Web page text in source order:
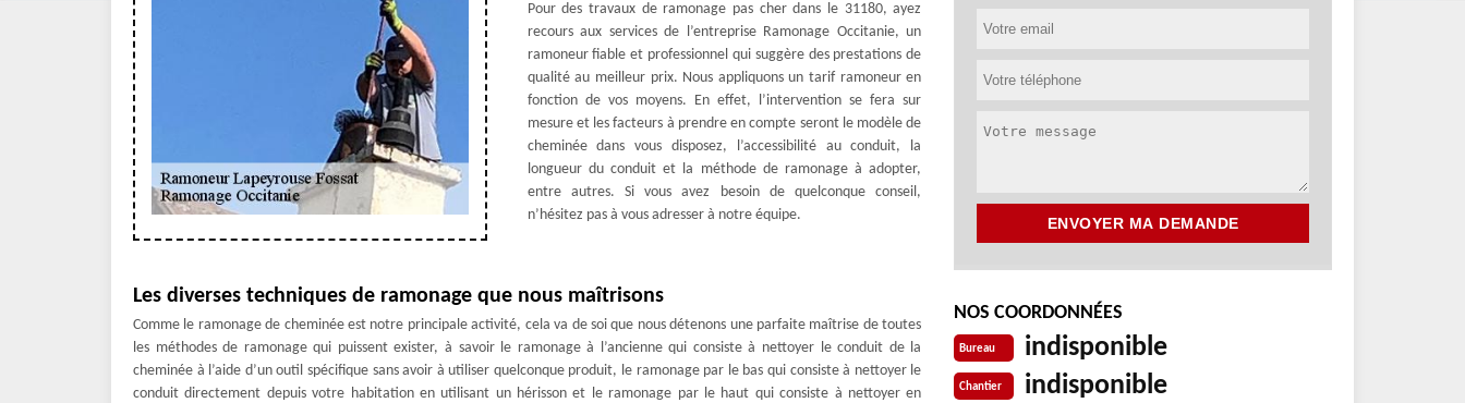
Pour des travaux de ramonage pas cher dans le 31180, ayez
recours aux services de l’entreprise Ramonage Occitanie, un
ramoneur fiable et professionnel qui suggère des prestations de
qualité au meilleur prix. Nous appliquons un tarif ramoneur en
fonction de vos moyens. En effet, l’intervention se fera sur
mesure et les facteurs à prendre en compte seront le modèle de
cheminée dans vous disposez, l’accessibilité au conduit, la
longueur du conduit et la méthode de ramonage à adopter,
entre autres. Si vous avez besoin de quelconque conseil,
n’hésitez pas à vous adresser à notre équipe.
Les diverses techniques de ramonage que nous maîtrisons
Comme le ramonage de cheminée est notre principale activité, cela va de soi que nous détenons une parfaite maîtrise de toutes
les méthodes de ramonage qui puissent exister, à savoir le ramonage à l’ancienne qui consiste à nettoyer le conduit de la
cheminée à l’aide d’un outil spécifique sans avoir à utiliser quelconque produit, le ramonage par le bas qui consiste à nettoyer le
conduit directement depuis votre habitation en utilisant un hérisson et le ramonage par le haut qui consiste à nettoyer en
NOS COORDONNÉES
Bureau indisponible
Chantier indisponible